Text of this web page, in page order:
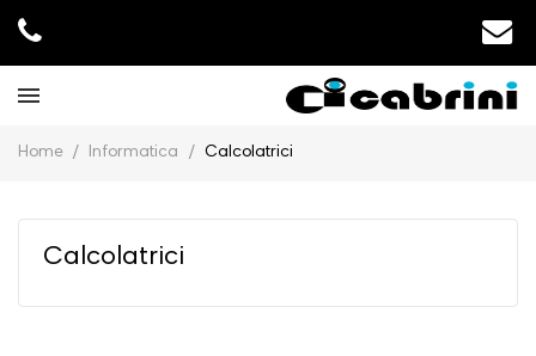
Home Informatica Calcolatrici
Calcolatrici